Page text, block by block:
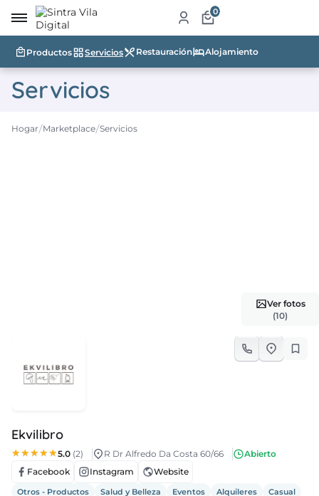
0
Productos Servicios Restauración Alojamiento
Servicios
Hogar Marketplace Servicios
Ver fotos
(10)
Ekvilibro
5.0 (2) R Dr Alfredo Da Costa 60/66
Abierto
Facebook
Instagram Website
Otros - Productos Salud y Belleza Eventos Alquileres
Casual